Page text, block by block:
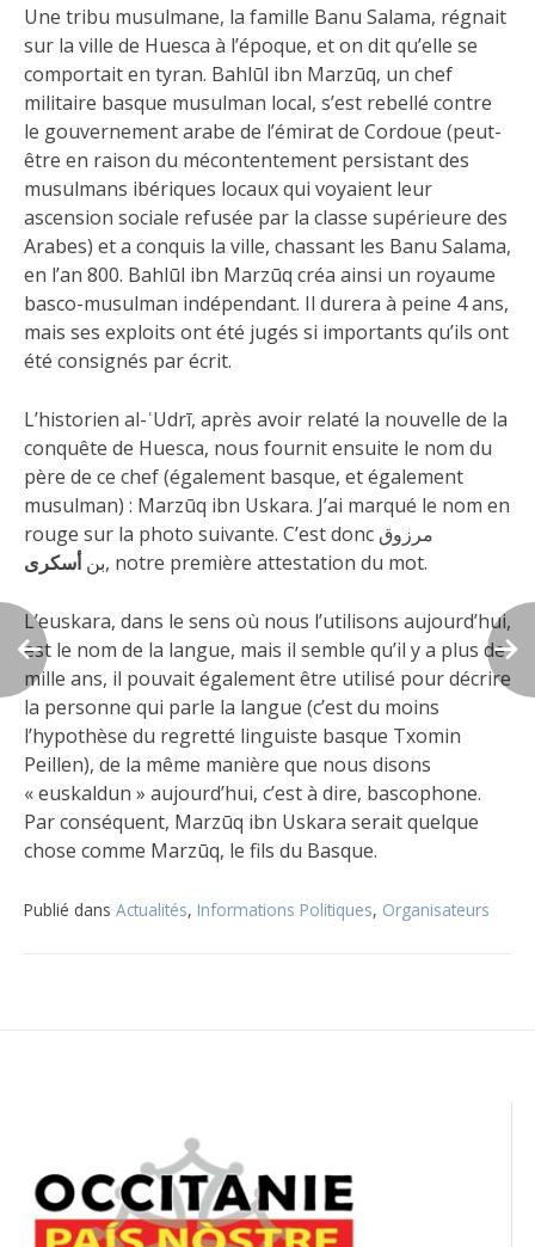
Une tribu musulmane, la famille Banu Salama, régnait
sur la ville de Huesca à l’époque, et on dit qu’elle se
comportait en tyran. Bahlūl ibn Marzūq, un chef
militaire basque musulman local, s’est rebellé contre
le gouvernement arabe de l’émirat de Cordoue (peut-
être en raison du mécontentement persistant des
musulmans ibériques locaux qui voyaient leur
ascension sociale refusée par la classe supérieure des
Arabes) et a conquis la ville, chassant les Banu Salama,
en l’an 800. Bahlūl ibn Marzūq créa ainsi un royaume
basco-musulman indépendant. Il durera à peine 4 ans,
mais ses exploits ont été jugés si importants qu’ils ont
été consignés par écrit.
L’historien al-ʿUdrī, après avoir relaté la nouvelle de la
conquête de Huesca, nous fournit ensuite le nom du
père de ce chef (également basque, et également
musulman) : Marzūq ibn Uskara. J’ai marqué le nom en
rouge sur la photo suivante. C’est donc مرزوق
بنأسكرى , notre première attestation du mot.
L’euskara, dans le sens où nous l’utilisons aujourd’hui,
est le nom de la langue, mais il semble qu’il y a plus de
mille ans, il pouvait également être utilisé pour décrire
la personne qui parle la langue (c’est du moins
l’hypothèse du regretté linguiste basque Txomin
Peillen), de la même manière que nous disons
« euskaldun » aujourd’hui, c’est à dire, bascophone.
Par conséquent, Marzūq ibn Uskara serait quelque
chose comme Marzūq, le fils du Basque.
Publié dans Actualités, Informations Politiques, Organisateurs